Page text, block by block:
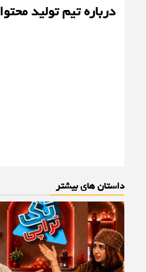
درباره تیم تولید محتوا
داستان های بیشتر